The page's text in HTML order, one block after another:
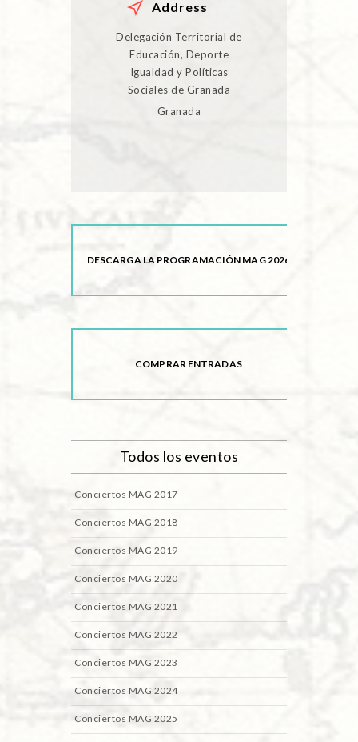
Address
Delegación Territorial de
Educación, Deporte
Igualdad y Políticas
Sociales de Granada
Granada
DESCARGA LA PROGRAMACIÓN MAG 2026
COMPRAR ENTRADAS
Todos los eventos
Conciertos MAG 2017
Conciertos MAG 2018
Conciertos MAG 2019
Conciertos MAG 2020
Conciertos MAG 2021
Conciertos MAG 2022
Conciertos MAG 2023
Conciertos MAG 2024
Conciertos MAG 2025